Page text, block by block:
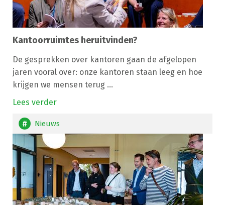
Kantoorruimtes heruitvinden?
De gesprekken over kantoren gaan de afgelopen
jaren vooral over: onze kantoren staan leeg en hoe
krijgen we mensen terug ...
Lees verder
Nieuws